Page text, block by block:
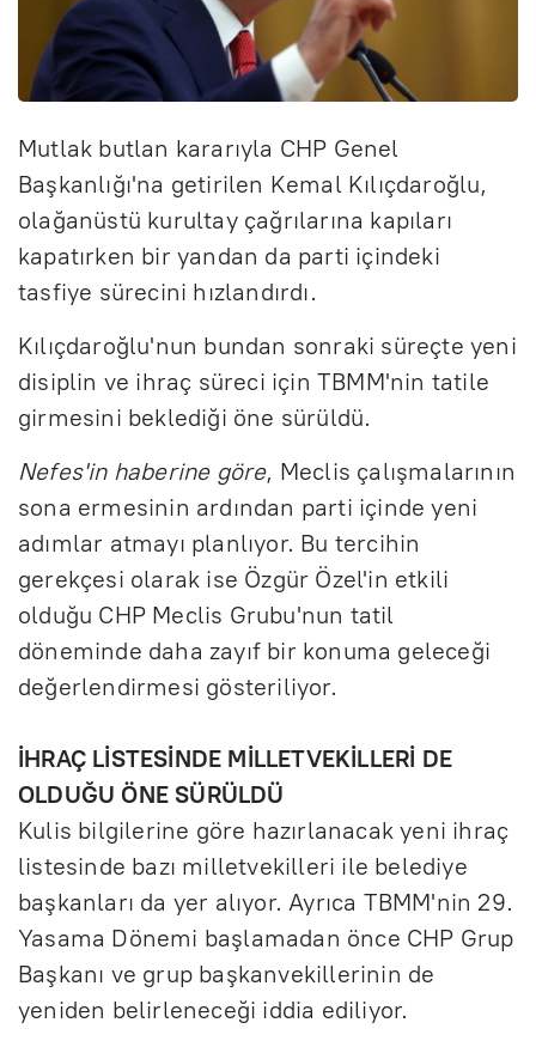
Mutlak butlan kararıyla CHP Genel
Başkanlığı'na getirilen Kemal Kılıçdaroğlu,
olağanüstü kurultay çağrılarına kapıları
kapatırken bir yandan da parti içindeki
tasfiye sürecini hızlandırdı.
Kılıçdaroğlu'nun bundan sonraki süreçte yeni
disiplin ve ihraç süreci için TBMM'nin tatile
girmesini beklediği öne sürüldü.
Nefes'in haberine göre, Meclis çalışmalarının
sona ermesinin ardından parti içinde yeni
adımlar atmayı planlıyor. Bu tercihin
gerekçesi olarak ise Özgür Özel'in etkili
olduğu CHP Meclis Grubu'nun tatil
döneminde daha zayıf bir konuma geleceği
değerlendirmesi gösteriliyor.
İHRAÇ LİSTESİNDE MİLLETVEKİLLERİ DE
OLDUĞU ÖNE SÜRÜLDÜ
Kulis bilgilerine göre hazırlanacak yeni ihraç
listesinde bazı milletvekilleri ile belediye
başkanları da yer alıyor. Ayrıca TBMM'nin 29.
Yasama Dönemi başlamadan önce CHP Grup
Başkanı ve grup başkanvekillerinin de
yeniden belirleneceği iddia ediliyor.